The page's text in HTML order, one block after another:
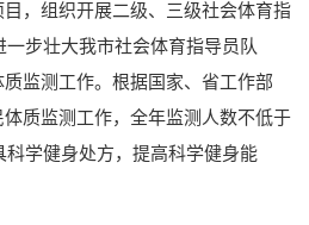
，组织开展二级、三级社会体育指
一步壮大我市社会体育指导员队
监测工作。根据国家、省工作部
质监测工作，全年监测人数不低于
科学健身处方，提高科学健身能